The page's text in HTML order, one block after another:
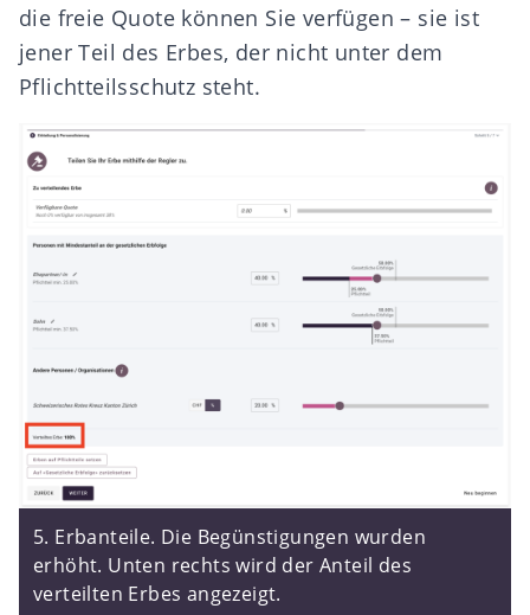
die freie Quote können Sie verfügen – sie ist
jener Teil des Erbes, der nicht unter dem
Pflichtteilsschutz steht.
5. Erbanteile. Die Begünstigungen wurden
erhöht. Unten rechts wird der Anteil des
verteilten Erbes angezeigt.